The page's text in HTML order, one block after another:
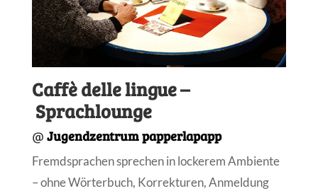
Caffè delle lingue –
Sprachlounge
@ Jugendzentrum papperlapapp
Fremdsprachen sprechen in lockerem Ambiente
– ohne Wörterbuch, Korrekturen, Anmeldung